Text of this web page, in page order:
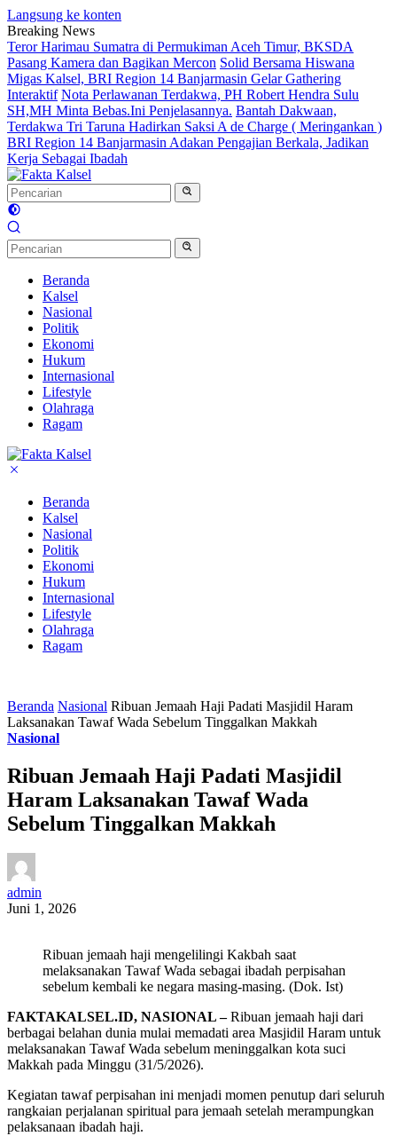
Langsung ke konten
Breaking News
Teror Harimau Sumatra di Permukiman Aceh Timur, BKSDA
Pasang Kamera dan Bagikan Mercon Solid Bersama Hiswana
Migas Kalsel, BRI Region 14 Banjarmasin Gelar Gathering
Interaktif Nota Perlawanan Terdakwa, PH Robert Hendra Sulu
SH,MH Minta Bebas.Ini Penjelasannya. Bantah Dakwaan,
Terdakwa Tri Taruna Hadirkan Saksi A de Charge ( Meringankan )
BRI Region 14 Banjarmasin Adakan Pengajian Berkala, Jadikan
Kerja Sebagai Ibadah
Beranda
Kalsel
Nasional
Politik
Ekonomi
Hukum
Internasional
Lifestyle
Olahraga
Ragam
Beranda
Kalsel
Nasional
Politik
Ekonomi
Hukum
Internasional
Lifestyle
Olahraga
Ragam
Beranda Nasional Ribuan Jemaah Haji Padati Masjidil Haram
Laksanakan Tawaf Wada Sebelum Tinggalkan Makkah
Nasional
Ribuan Jemaah Haji Padati Masjidil
Haram Laksanakan Tawaf Wada
Sebelum Tinggalkan Makkah
admin
Juni 1, 2026
Ribuan jemaah haji mengelilingi Kakbah saat
melaksanakan Tawaf Wada sebagai ibadah perpisahan
sebelum kembali ke negara masing-masing. (Dok. Ist)
FAKTAKALSEL.ID, NASIONAL –Ribuan jemaah haji dari
berbagai belahan dunia mulai memadati area Masjidil Haram untuk
melaksanakan Tawaf Wada sebelum meninggalkan kota suci
Makkah pada Minggu (31/5/2026).
Kegiatan tawaf perpisahan ini menjadi momen penutup dari seluruh
rangkaian perjalanan spiritual para jemaah setelah merampungkan
pelaksanaan ibadah haji.